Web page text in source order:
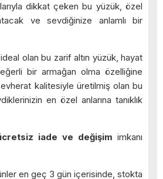
dikkat çeken bu yüzük, özel
ve sevdiğinize anlamlı bir
olan bu zarif altın yüzük, hayat
bir armağan olma özelliğine
kalitesiyle üretilmiş olan bu
en özel anlarına tanıklık
iade ve değişim imkanı
en geç 3 gün içerisinde, stokta